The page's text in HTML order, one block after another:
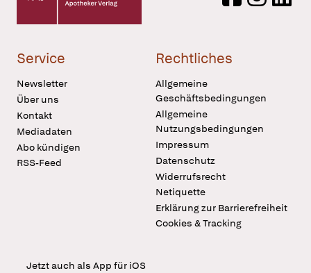
Service
Newsletter
Über uns
Kontakt
Mediadaten
Abo kündigen
RSS-Feed
Rechtliches
Allgemeine
Geschäftsbedingungen
Allgemeine
Nutzungsbedingungen
Impressum
Datenschutz
Widerrufsrecht
Netiquette
Erklärung zur Barrierefreiheit
Cookies & Tracking
Jetzt auch als App für iOS